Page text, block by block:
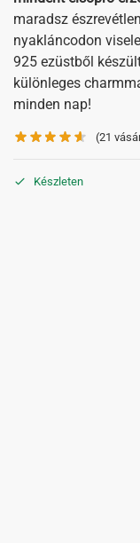
maradsz
nyakláncodon
925 ezüstből
különleges
minden nap!
(21
Készleten